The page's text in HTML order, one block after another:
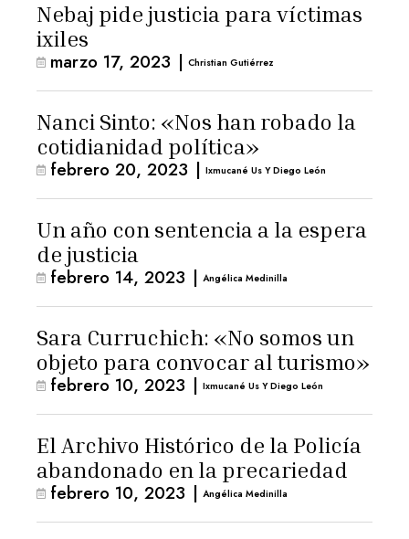
Nebaj pide justicia para víctimas
ixiles
marzo 17, 2023 | Christian Gutiérrez
Nanci Sinto: «Nos han robado la
cotidianidad política»
febrero 20, 2023 | Ixmucané Us Y Diego León
Un año con sentencia a la espera
de justicia
febrero 14, 2023 | Angélica Medinilla
Sara Curruchich: «No somos un
objeto para convocar al turismo»
febrero 10, 2023 | Ixmucané Us Y Diego León
El Archivo Histórico de la Policía
abandonado en la precariedad
febrero 10, 2023 | Angélica Medinilla